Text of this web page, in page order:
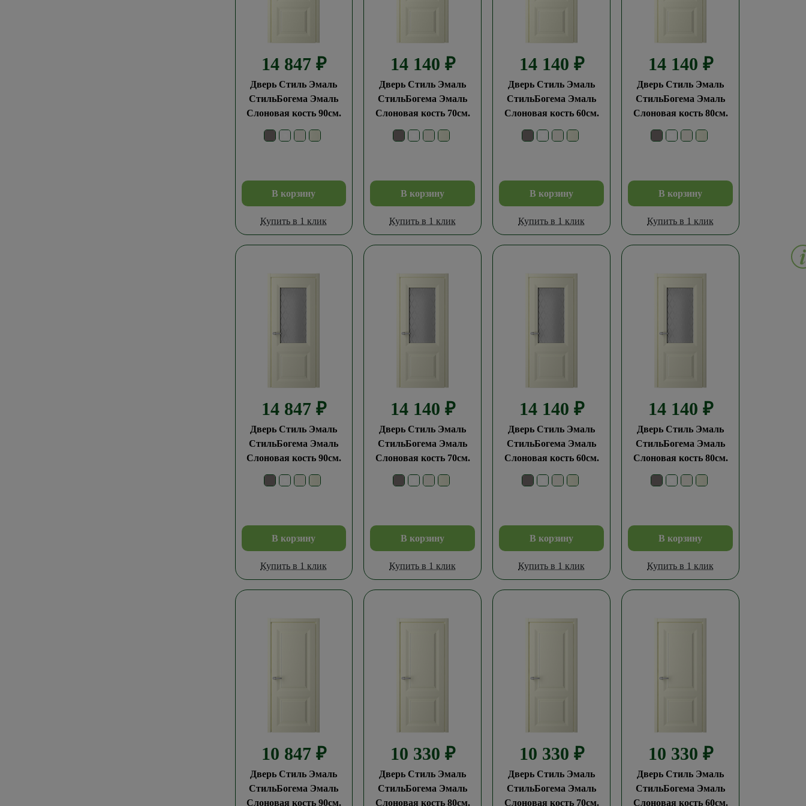
14 847 ₽
Дверь Стиль Эмаль
СтильБогема Эмаль
Слоновая кость 90см.
В корзину
Купить в 1 клик
14 140 ₽
Дверь Стиль Эмаль
СтильБогема Эмаль
Слоновая кость 70см.
В корзину
Купить в 1 клик
14 140 ₽
Дверь Стиль Эмаль
СтильБогема Эмаль
Слоновая кость 60см.
В корзину
Купить в 1 клик
14 140 ₽
Дверь Стиль Эмаль
СтильБогема Эмаль
Слоновая кость 80см.
В корзину
Купить в 1 клик
14 847 ₽
Дверь Стиль Эмаль
СтильБогема Эмаль
Слоновая кость 90см.
В корзину
Купить в 1 клик
14 140 ₽
Дверь Стиль Эмаль
СтильБогема Эмаль
Слоновая кость 70см.
В корзину
Купить в 1 клик
14 140 ₽
Дверь Стиль Эмаль
СтильБогема Эмаль
Слоновая кость 60см.
В корзину
Купить в 1 клик
14 140 ₽
Дверь Стиль Эмаль
СтильБогема Эмаль
Слоновая кость 80см.
В корзину
Купить в 1 клик
10 847 ₽
Дверь Стиль Эмаль
СтильБогема Эмаль
Слоновая кость 90см.
10 330 ₽
Дверь Стиль Эмаль
СтильБогема Эмаль
Слоновая кость 80см.
10 330 ₽
Дверь Стиль Эмаль
СтильБогема Эмаль
Слоновая кость 70см.
10 330 ₽
Дверь Стиль Эмаль
СтильБогема Эмаль
Слоновая кость 60см.